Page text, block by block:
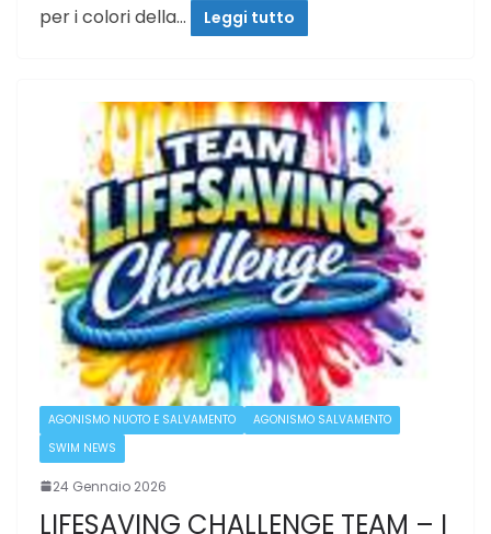
per i colori della…
Leggi tutto
AGONISMO NUOTO E SALVAMENTO
AGONISMO SALVAMENTO
SWIM NEWS
24 Gennaio 2026
LIFESAVING CHALLENGE TEAM – I